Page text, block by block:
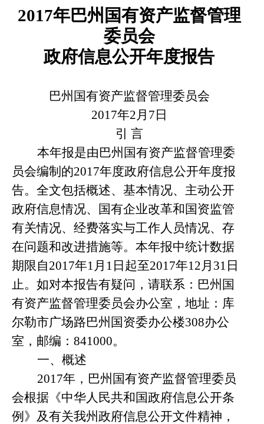
2017年巴州国有资产监督管理
委员会
政府信息公开年度报告
巴州国有资产监督管理委员会
2017年2月 7 日
引 言
本年报是由巴州国有资产监督管理委
员会编制的2017年度政府信息公开年度报
告。全文包括概述、基本情况、主动公开
政府信息情况、国有企业改革和国资监管
有关情况、经费落实与工作人员情况、存
在问题和改进措施等。本年报中统计数据
期限自2017年1月 1 日起至2017年12月 31 日
止。如对本报告有疑问，请联系：巴州国
有资产监督管理委员会办公室，地址：库
尔勒市广场路巴州国资委办公楼308办公
室，邮编： 841000。
一、概述
2017年， 巴州国有资产监督管理委员
会根据《中华人民共和国政府信息公开条
例》及有关我州政府信息公开文件精神，